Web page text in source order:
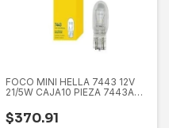
FOCO MINI HELLA 7443 12V
21/5W CAJA10 PIEZA 7443A
$370.91